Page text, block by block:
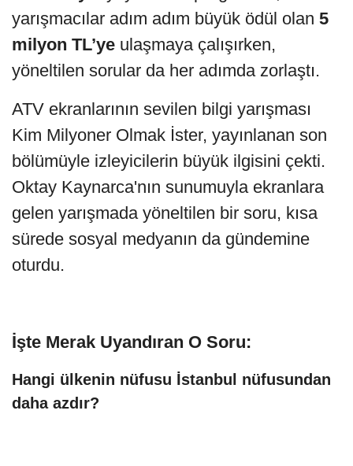
yarışmacılar adım adım büyük ödül olan 5
milyon TL’ye ulaşmaya çalışırken,
yöneltilen sorular da her adımda zorlaştı.
ATV ekranlarının sevilen bilgi yarışması
Kim Milyoner Olmak İster, yayınlanan son
bölümüyle izleyicilerin büyük ilgisini çekti.
Oktay Kaynarca'nın sunumuyla ekranlara
gelen yarışmada yöneltilen bir soru, kısa
sürede sosyal medyanın da gündemine
oturdu.
İşte Merak Uyandıran O Soru:
Hangi ülkenin nüfusu İstanbul nüfusundan
daha azdır?